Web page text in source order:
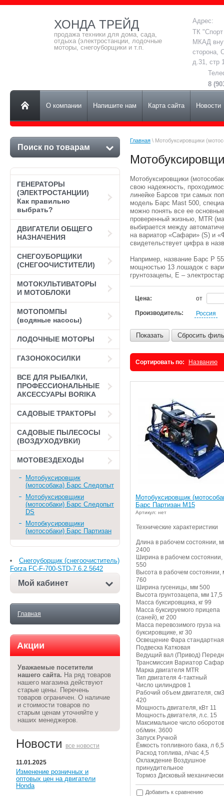
ХОНДА ТРЕЙД
продажа техники для дома, сада,
отдыха (электростанции, лодочные
моторы, снегоуборщики и т.п.
Адрес:
ТК
МКАД
сторона,
д.31, стр
8
О компании Напишите нам Карта сайта Новости
Поиск по товарам
ГЕНЕРАТОРЫ
(ЭЛЕКТРОСТАНЦИИ)
Как правильно
выбрать?
ДВИГАТЕЛИ ОБЩЕГО
НАЗНАЧЕНИЯ
СНЕГОУБОРЩИКИ
(СНЕГООЧИСТИТЕЛИ)
МОТОКУЛЬТИВАТОРЫ
И МОТОБЛОКИ
МОТОПОМПЫ
(водяные насосы)
ЛОДОЧНЫЕ МОТОРЫ
ГАЗОНОКОСИЛКИ
ВСЕ ДЛЯ РЫБАЛКИ,
ПРОФЕССИОНАЛЬНЫЕ
АКСЕССУАРЫ BORIKA
САДОВЫЕ ТРАКТОРЫ
САДОВЫЕ ПЫЛЕСОСЫ
(ВОЗДУХОДУВКИ)
МОТОВЕЗДЕХОДЫ
Мотобуксировщик
(мотособака) Барс Следопыт
Мотобуксировщики
(мотособаки) Барс Следопыт
DS
Мотобкусировщики
(мотособаки) Барс Партизан
Снегоуборщик (снегоочиститель)
Forza FC-F-700-STD-7.6.2.5642
Мой кабинет
Главная
Акции
Уважаемые посетители
нашего сайта. На ряд товаров
нашего магазина действуют
старые цены. Перечень
товаров ограничен. О наличие
и стоимости товаров по
старым ценам уточняйте у
наших менеджеров.
Новости все новости
11.01.2025
Изменение розничных и
оптовых цен на двигатели
Honda
Главная \ Мотобуксировщики
Мотобуксировщики
свою надежность,
линейке Барсов три самых
модель Барс Mast 500,
можно понять все ее
проверенный жизнью, MTR
выбирается между
на вариатор «Сафари» (S) и
свидетельствует цифра в
Например, название Барс P
мощностью 13 лошадок с
грунтозацепы, E –
Цена: от
Производитель: Россия
Показать Сбросить
Сортировать по: Названию
Мотобуксировщик
Барс Партизан М15
Артикул: нет
Технические характеристики
Длина в рабочем состоянии,
2400
Ширина в рабочем
550
Высота в рабочем состоянии,
760
Ширина гусеницы, мм 500
Высота грунтозацепа, мм 17,5
Масса буксировщика, кг 99
Масса буксируемого прицепа
(саней), кг 200
Масса перевозимого груза на
буксировщике, кг 30
Освещение Фара стандартная
Подвеска Катковая
Ведущий вал (Привод)
Трансмиссия Вариатор
Марка двигателя MTR
Тип двигателя 4-тактный
Число цилиндров 1
Рабочий объем двигателя, см3
420
Мощность двигателя, кВт 11
Мощность двигателя, л.с. 15
Максимальное число
об/мин. 3600
Запуск Ручной
Ёмкость топливного бака, л 6,5
Расход топлива, л/час 4,5
Охлаждение Воздушное
принудительное
Тормоз Дисковый
Добавить к сравнению